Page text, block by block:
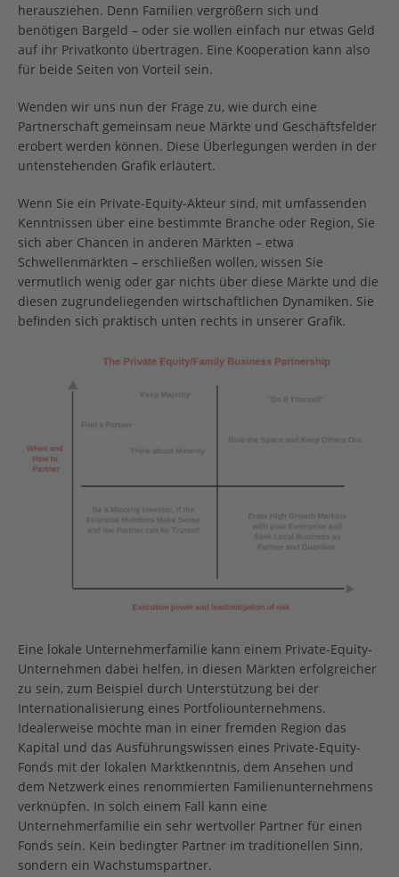
herausziehen. Denn Familien vergrößern sich und
benötigen Bargeld – oder sie wollen einfach nur etwas Geld
auf ihr Privatkonto übertragen. Eine Kooperation kann also
für beide Seiten von Vorteil sein.
Wenden wir uns nun der Frage zu, wie durch eine
Partnerschaft gemeinsam neue Märkte und Geschäftsfelder
erobert werden können. Diese Überlegungen werden in der
untenstehenden Grafik erläutert.
Wenn Sie ein Private-Equity-Akteur sind, mit umfassenden
Kenntnissen über eine bestimmte Branche oder Region, Sie
sich aber Chancen in anderen Märkten – etwa
Schwellenmärkten – erschließen wollen, wissen Sie
vermutlich wenig oder gar nichts über diese Märkte und die
diesen zugrundeliegenden wirtschaftlichen Dynamiken. Sie
befinden sich praktisch unten rechts in unserer Grafik.
Eine lokale Unternehmerfamilie kann einem Private-Equity-
Unternehmen dabei helfen, in diesen Märkten erfolgreicher
zu sein, zum Beispiel durch Unterstützung bei der
Internationalisierung eines Portfoliounternehmens.
Idealerweise möchte man in einer fremden Region das
Kapital und das Ausführungswissen eines Private-Equity-
Fonds mit der lokalen Marktkenntnis, dem Ansehen und
dem Netzwerk eines renommierten Familienunternehmens
verknüpfen. In solch einem Fall kann eine
Unternehmerfamilie ein sehr wertvoller Partner für einen
Fonds sein. Kein bedingter Partner im traditionellen Sinn,
sondern ein Wachstumspartner.